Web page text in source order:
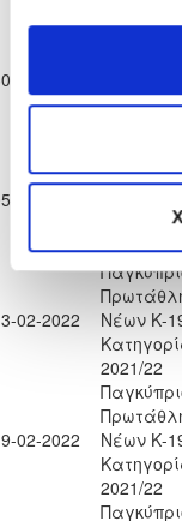
01-2022
02-2022
2021/22
02-2022
Νέων Κ-
2021/22
02-2022
Νέων Κ-
2021/22